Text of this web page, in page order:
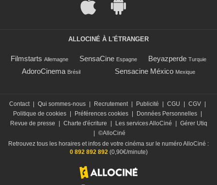
ALLOCINÉ À L'ÉTRANGER
Filmstarts Allemagne SensaCine Espagne Beyazperde Turquie
AdoroCinema Brésil Sensacine México Mexique
Contact Qui sommes-nous Recrutement Publicité CGU CGV
Politique de cookies
Préférences cookies Données Personnelles
Revue de presse
Charte d'écriture Les services AlloCiné
Gérer Utiq
©AlloCiné
Retrouvez tous les horaires et infos de votre cinéma sur le numéro AlloCiné :
0 892 892 892(0,90€/minute)